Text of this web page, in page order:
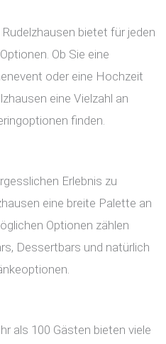
bietet für jeden
Ob Sie eine
oder eine Hochzeit
eine Vielzahl an
finden.
Erlebnis zu
eine breite Palette an
Optionen zählen
Dessertbars und natürlich
als 100 Gästen bieten viele